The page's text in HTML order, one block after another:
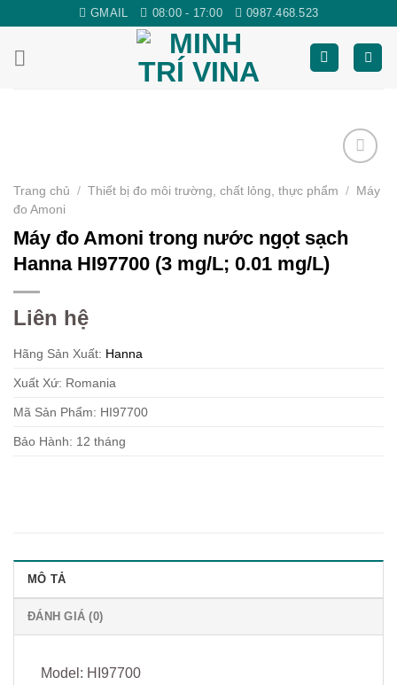
content
GMAIL 08:00 - 17:00 0987.468.523
thích
Trang chủ / Thiết bị đo môi trường, chất lỏng, thực phẩm /
Máy
đo Amoni
Máy đo Amoni trong nước ngọt sạch
Hanna HI97700 (3 mg/L; 0.01 mg/L)
Liên hệ
Hãng Sản Xuất: Hanna
Xuất Xứ: Romania
Mã Sản Phẩm: HI97700
Bảo Hành: 12 tháng
MÔ TẢ
ĐÁNH GIÁ (0)
Model: HI97700